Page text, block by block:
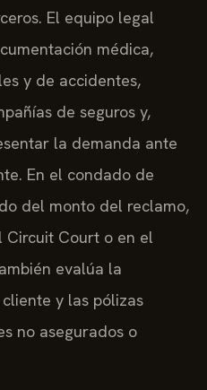
El equipo legal
médica,
y de accidentes,
de seguros y,
la demanda ante
En el condado de
del monto del reclamo,
Circuit Court o en el
evalúa la
y las pólizas
no asegurados o